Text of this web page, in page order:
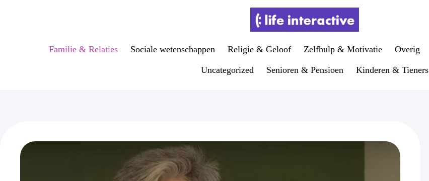
Familie & Relaties Sociale wetenschappen Religie & Geloof Zelfhulp & Motivatie Overig
Uncategorized Senioren & Pensioen Kinderen & Tieners